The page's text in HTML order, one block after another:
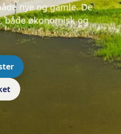
nye og gamle. De
både økonomisk og